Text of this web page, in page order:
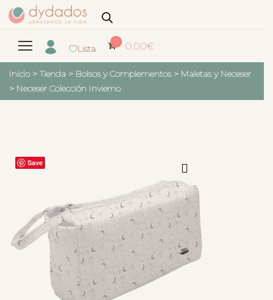
Lista
0 0.00€
Inicio > Tienda > Bolsos y Complementos > Maletas y Neceser
> Neceser Colección Invierno
Save